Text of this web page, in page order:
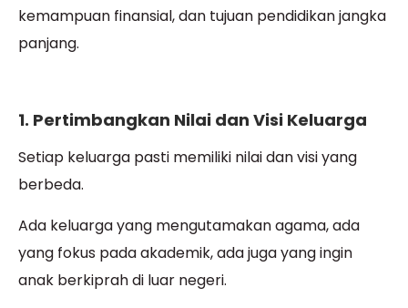
kemampuan finansial, dan tujuan pendidikan jangka
panjang.
1. Pertimbangkan Nilai dan Visi Keluarga
Setiap keluarga pasti memiliki nilai dan visi yang
berbeda.
Ada keluarga yang mengutamakan agama, ada
yang fokus pada akademik, ada juga yang ingin
anak berkiprah di luar negeri.